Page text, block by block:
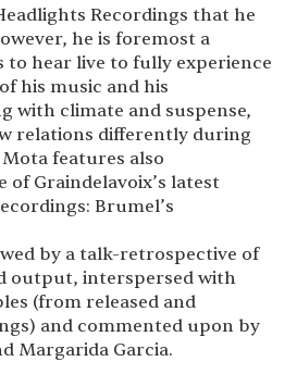
Recordings that he
he is foremost a
to hear live to fully experience
his music and his
with climate and suspense,
relations differently during
features also
Graindelavoix’s latest
Brumel’s
by a talk-retrospective of
output, interspersed with
(from released and
and commented upon by
Margarida Garcia.